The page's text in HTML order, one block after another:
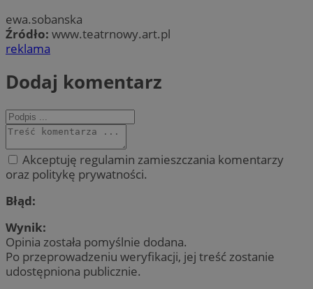
ewa.sobanska
Źródło: www.teatrnowy.art.pl
reklama
Dodaj komentarz
Akceptuję regulamin zamieszczania komentarzy
oraz politykę prywatności.
Błąd:
Wynik:
Opinia została pomyślnie dodana.
Po przeprowadzeniu weryfikacji, jej treść zostanie
udostępniona publicznie.